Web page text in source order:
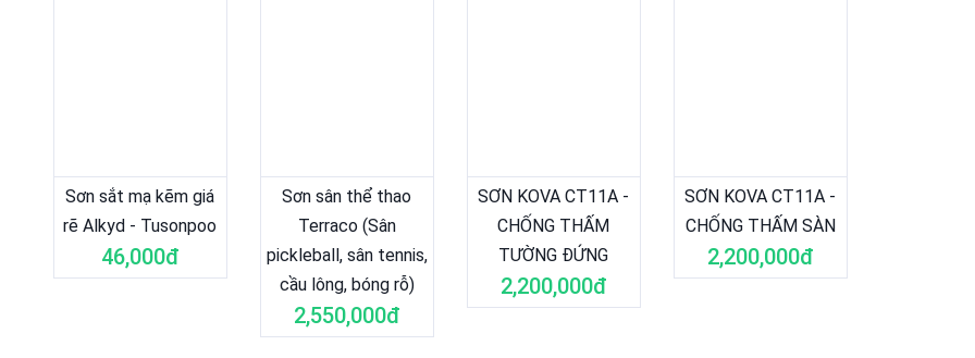
Sơn sắt mạ kẽm giá
rẽ Alkyd - Tusonpoo
46,000đ
Sơn sân thể thao
Terraco (Sân
pickleball, sân tennis,
cầu lông, bóng rỗ)
2,550,000đ
SƠN KOVA CT11A -
CHỐNG THẤM
TƯỜNG ĐỨNG
2,200,000đ
SƠN KOVA CT11A -
CHỐNG THẤM SÀN
2,200,000đ